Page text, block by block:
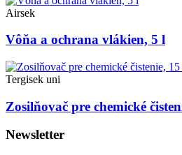
Airsek
Vôňa a ochrana vlákien, 5 l
Tergisek uni
Zosilňovač pre chemické
Newsletter